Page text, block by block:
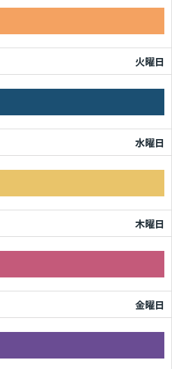
火曜日
水曜日
木曜日
金曜日